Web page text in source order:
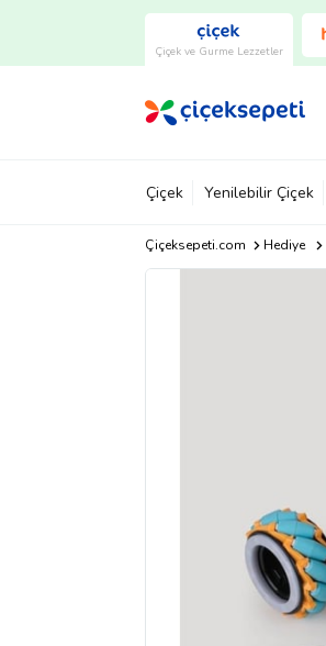
Çiçek ve Gurme Lezzetler
Çiçek Yenilebilir Çiçek
Çiçeksepeti.com Hediye